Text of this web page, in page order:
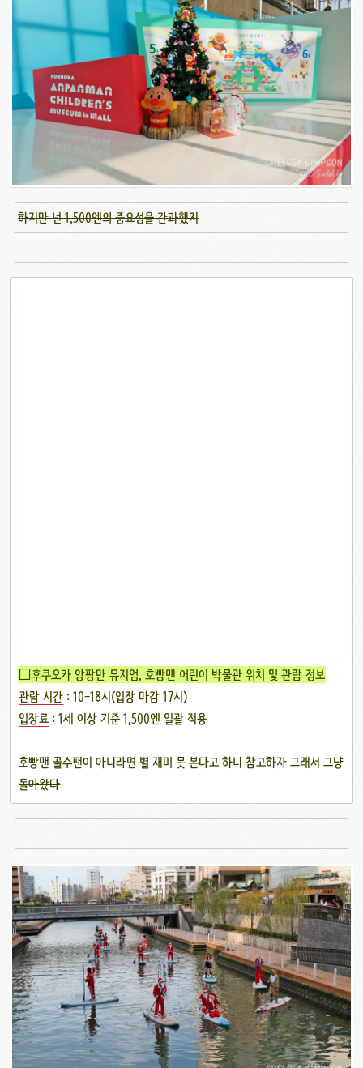
하지만 넌 1,500엔의 중요성을 간과했지
□후쿠오카 앙팡만 뮤지엄, 호빵맨 어린이 박물관 위치 및 관람 정보
관람 시간 : 10-18시(입장 마감 17시)
입장료 : 1세 이상 기준 1,500엔 일괄 적용
호빵맨 골수팬이 아니라면 별 재미 못 본다고 하니 참고하자그래서 그냥
돌아왔다